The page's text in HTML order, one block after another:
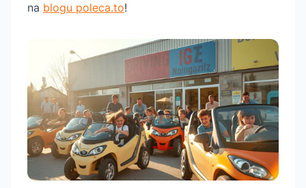
na blogu poleca.to!